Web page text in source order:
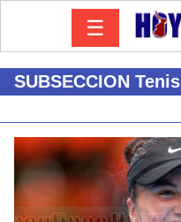
☰
SUBSECCION Tenis